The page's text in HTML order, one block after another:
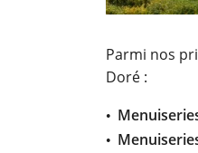
Parmi nos
Doré :